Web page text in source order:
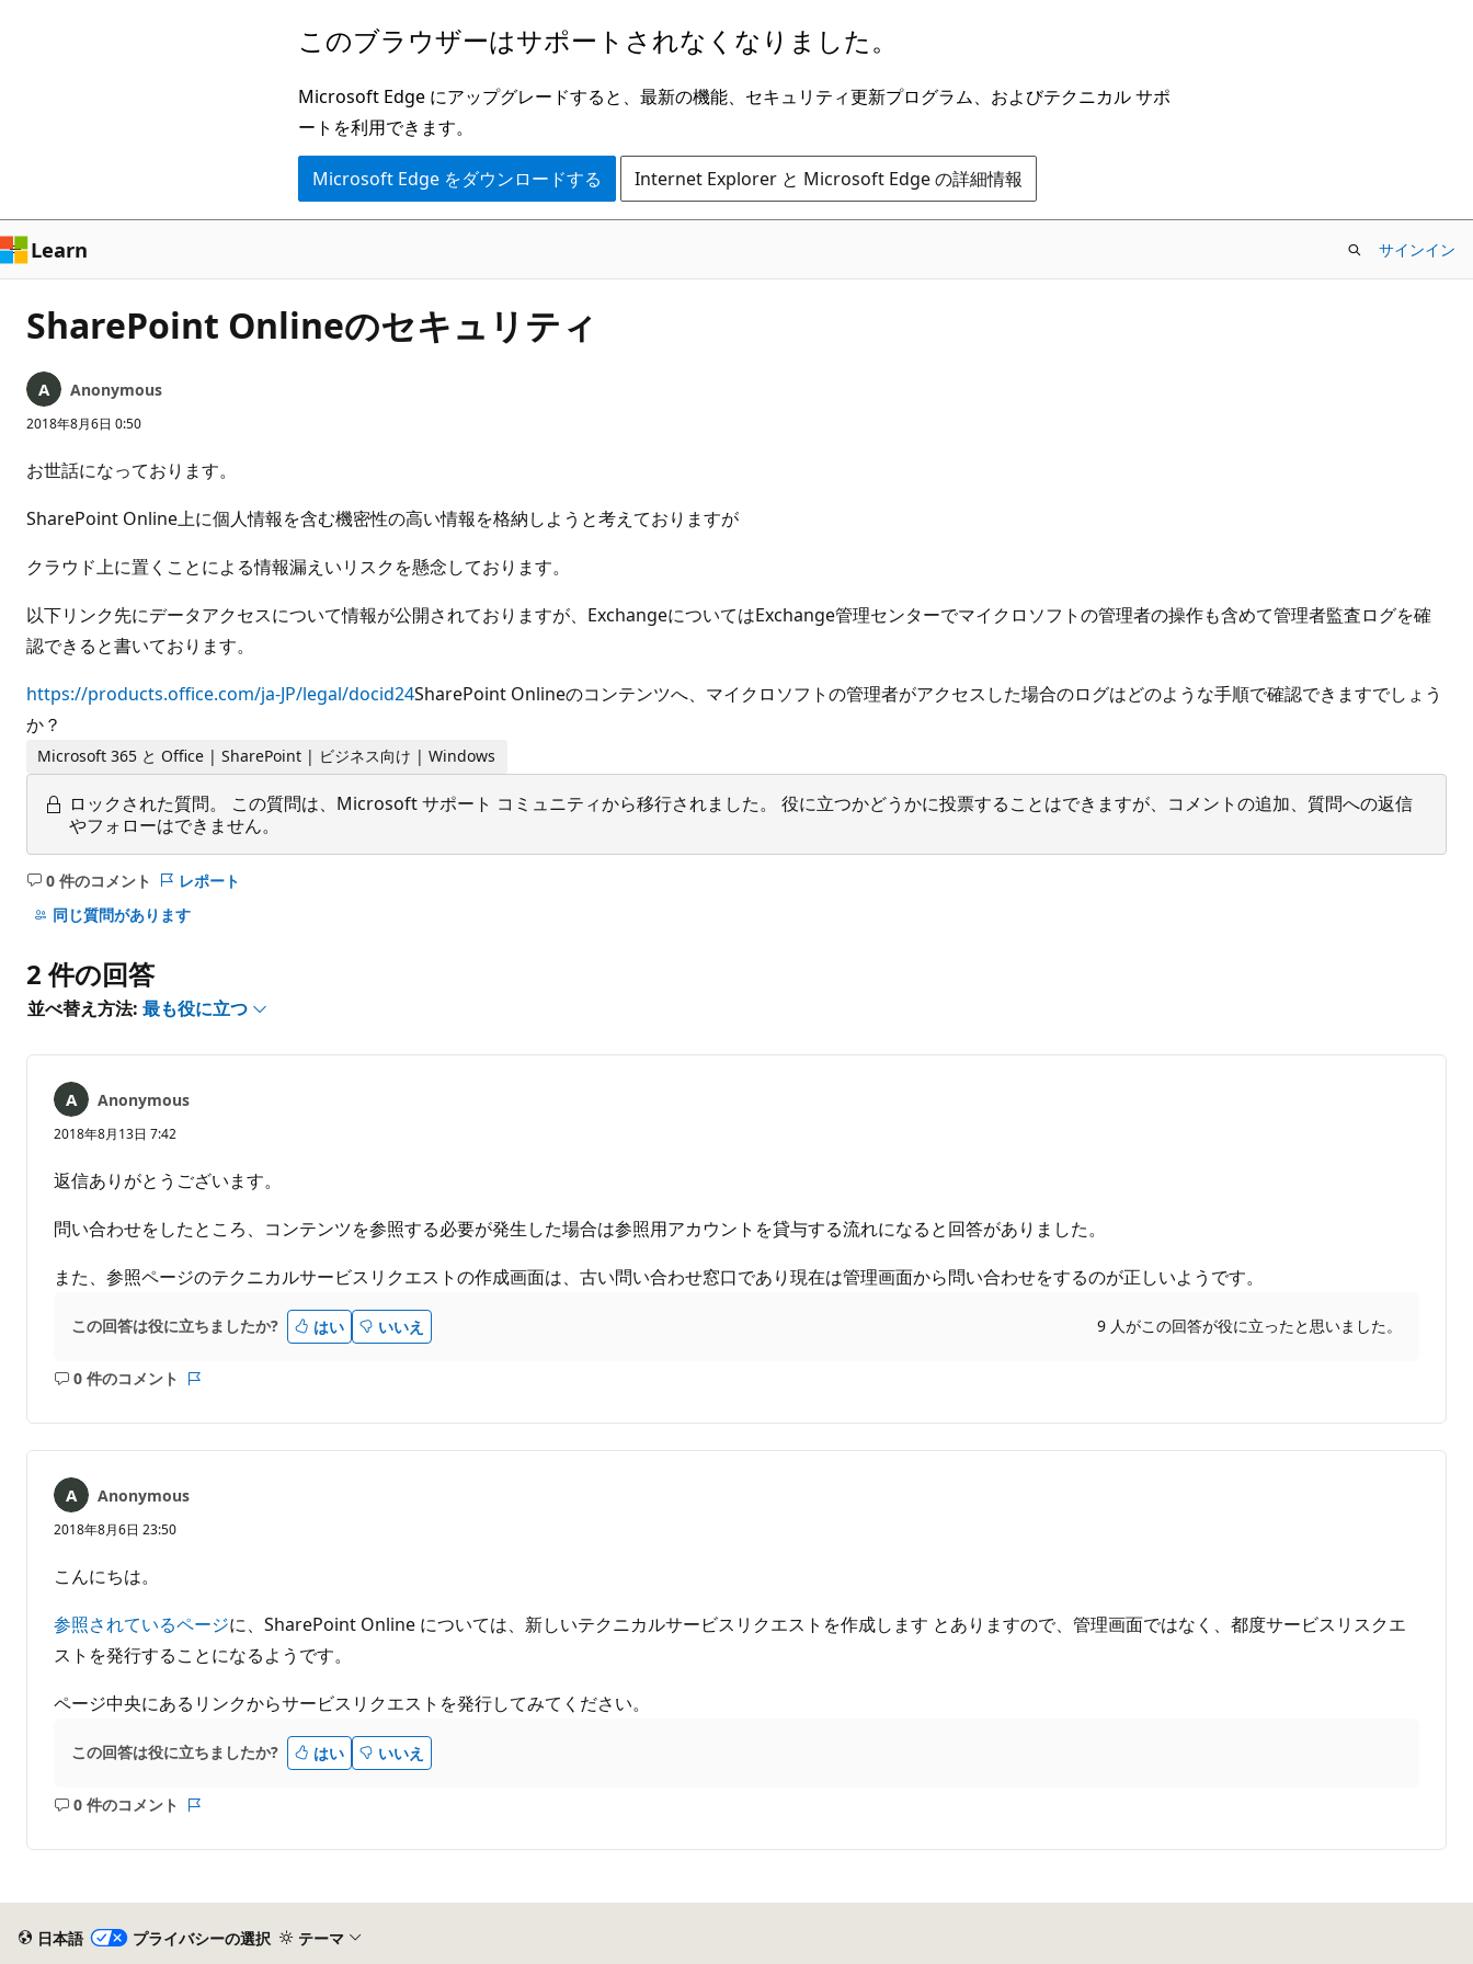
ン
ツ
に
ス
キ
ッ
プ
このブラウザーはサポートされなくなりました。
Microsoft Edge にアップグレードすると、最新の機能、セキュリティ更新プログラム、およびテクニカル サポ
ートを利用できます。
Microsoft Edge をダウンロードする Internet Explorer と Microsoft Edge の詳細情報
Learn サインイン
SharePoint Onlineのセキュリティ
Anonymous
2018年8月6日 0:50
お世話になっております。
SharePoint Online上に個人情報を含む機密性の高い情報を格納しようと考えておりますが
クラウド上に置くことによる情報漏えいリスクを懸念しております。
以下リンク先にデータアクセスについて情報が公開されておりますが、ExchangeについてはExchange管理センターでマイクロソフトの管理者の操作も含めて管理者監査ログを確
認できると書いております。
https://products.office.com/ja-JP/legal/docid24SharePoint Onlineのコンテンツへ、マイクロソフトの管理者がアクセスした場合のログはどのような手順で確認できますでしょう
か？
Microsoft 365 と Office | SharePoint | ビジネス向け | Windows
ロックされた質問。
この質問は、Microsoft サポート コミュニティから移行されました。 役に立つかどうかに投票することはできますが、コメントの追加、質問への返信
やフォローはできません。
0 件のコメント
コ
メ
は
あ
ま
ん
レポート
同じ質問があります
2 件の回答
並べ替え方法: 最も役に立つ
Anonymous
2018年8月13日 7:42
返信ありがとうございます。
問い合わせをしたところ、コンテンツを参照する必要が発生した場合は参照用アカウントを貸与する流れになると回答がありました。
また、参照ページのテクニカルサービスリクエストの作成画面は、古い問い合わせ窓口であり現在は管理画面から問い合わせをするのが正しいようです。
この回答は役に立ちましたか? はい いいえ 9 人がこの回答が役に立ったと思いました。
0 件のコメント
コ
ト
あ
り
せ
ト
Anonymous
2018年8月6日 23:50
こんにちは。
参照されているページに、SharePoint Online については、新しいテクニカルサービスリクエストを作成します とありますので、管理画面ではなく、都度サービスリスクエ
ストを発行することになるようです。
ページ中央にあるリンクからサービスリクエストを発行してみてください。
この回答は役に立ちましたか? はい いいえ
0 件のコメント
コ
は
あ
り
日本語 プライバシーの選択 テーマ